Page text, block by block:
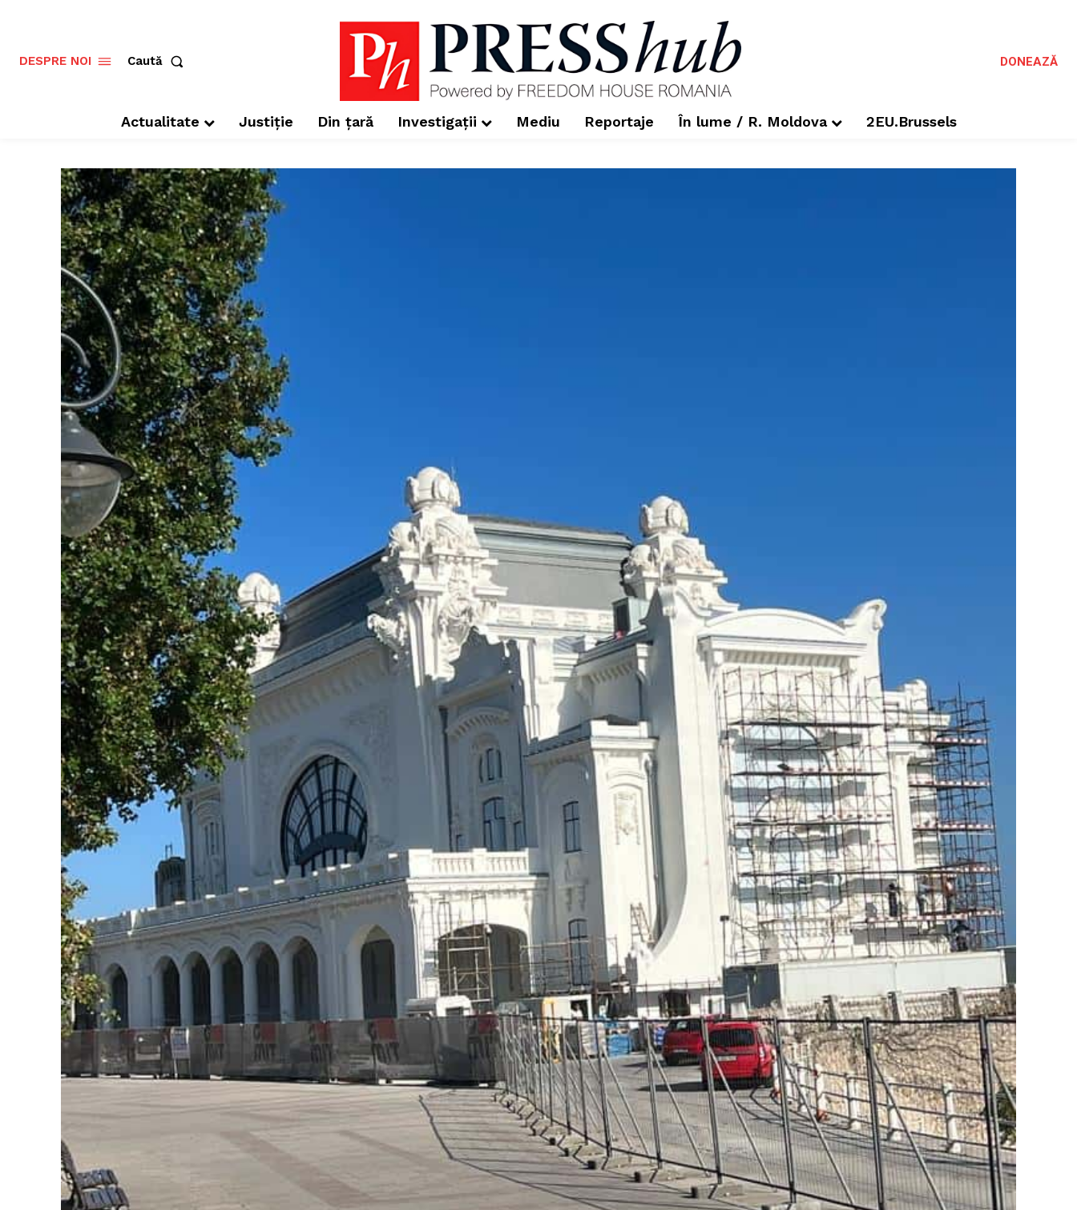
DESPRE NOI Caută DONEAZĂ
Actualitate Justiție Din țară Investigații Mediu Reportaje În lume / R. Moldova 2EU.Brussels